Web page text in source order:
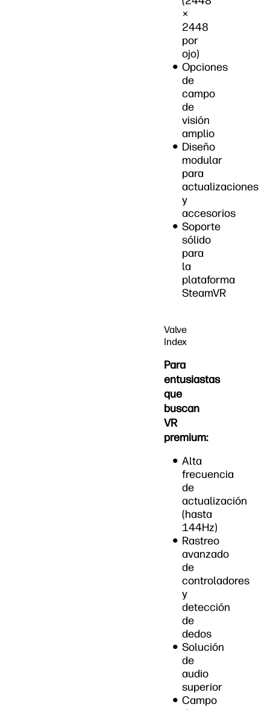
×
2448
por
ojo)
Opciones
de
campo
de
visión
amplio
Diseño
modular
para
actualizaciones
y
accesorios
Soporte
sólido
para
la
plataforma
SteamVR
Valve
Index
Para
entusiastas
que
buscan
VR
premium:
Alta
frecuencia
de
actualización
(hasta
144Hz)
Rastreo
avanzado
de
controladores
y
detección
de
dedos
Solución
de
audio
superior
Campo